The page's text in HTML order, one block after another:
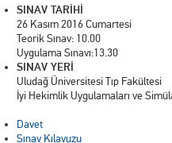
SINAV TARİHİ
26 Kasım 2016 Cumartesi
Teorik Sınav: 10.00
Uygulama Sınavı:13.30
SINAV YERİ
Uludağ Üniversitesi Tıp Fakültesi
İyi Hekimlik Uygulamaları ve
Davet
Sınav Kılavuzu